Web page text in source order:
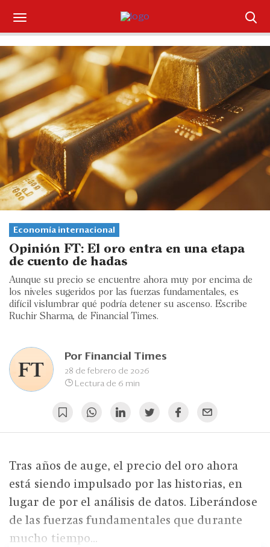
Suscríbase
Iniciar sesión
Portada
¿Qué está pasando?
Sectores y Empresas
Management
Legal y Política
Blogs
Edición Impresa
Economía internacional
Opinión FT: El oro entra en una etapa
de cuento de hadas
Aunque su precio se encuentre ahora muy por encima de
los niveles sugeridos por las fuerzas fundamentales, es
difícil vislumbrar qué podría detener su ascenso. Escribe
Ruchir Sharma, de Financial Times.
Por Financial Times
28 de febrero de 2026
Lectura de 6 min
Tras años de auge, el precio del oro ahora
está siendo impulsado por las historias, en
lugar de por el análisis de datos. Liberándose
de las fuerzas fundamentales que durante
mucho tiempo...